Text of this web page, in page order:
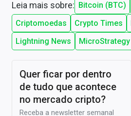
Leia mais sobre: Bitcoin (BTC)
Criptomoedas
Crypto Times
Lightning News
MicroStrategy
Quer ficar por dentro
de tudo que acontece
no mercado cripto?
Receba a newsletter semanal